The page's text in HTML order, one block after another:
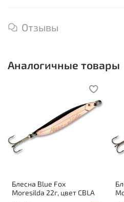
Отзывы
Аналогичные товары
Блесна Blue Fox
Moresilda 22г, цвет CBLA